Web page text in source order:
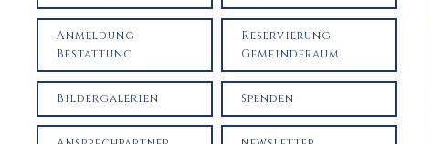
Anmeldung
Bestattung
Reservierung
Gemeinderaum
Bildergalerien Spenden